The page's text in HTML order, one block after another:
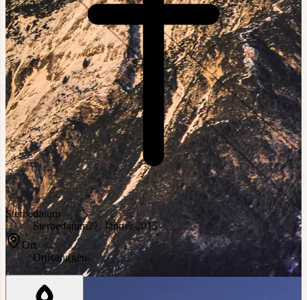
Sterbedatum
Sterbedatum27. Jänner 2015
Ort
OrtRanggen